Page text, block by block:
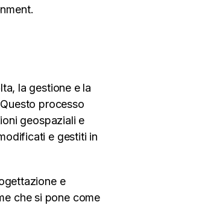
la gestione e la
processo
geospaziali e
e gestiti in
e
che si pone come